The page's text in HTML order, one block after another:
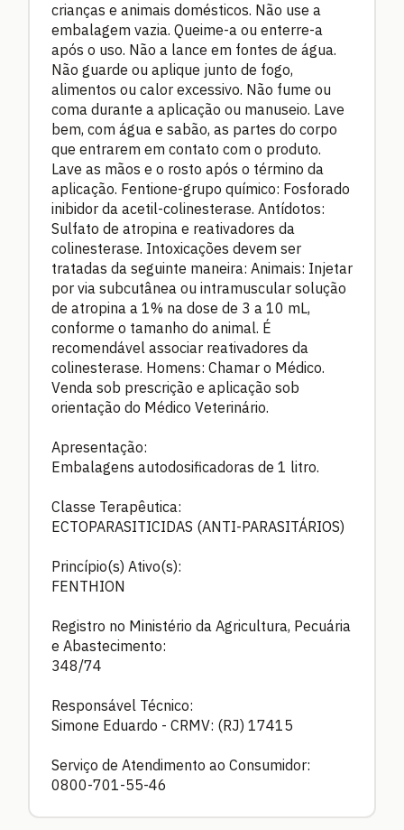
crianças e animais domésticos. Não use a
embalagem vazia. Queime-a ou enterre-a
após o uso. Não a lance em fontes de água.
Não guarde ou aplique junto de fogo,
alimentos ou calor excessivo. Não fume ou
coma durante a aplicação ou manuseio. Lave
bem, com água e sabão, as partes do corpo
que entrarem em contato com o produto.
Lave as mãos e o rosto após o término da
aplicação. Fentione-grupo químico: Fosforado
inibidor da acetil-colinesterase. Antídotos:
Sulfato de atropina e reativadores da
colinesterase. Intoxicações devem ser
tratadas da seguinte maneira: Animais: Injetar
por via subcutânea ou intramuscular solução
de atropina a 1% na dose de 3 a 10 mL,
conforme o tamanho do animal. É
recomendável associar reativadores da
colinesterase. Homens: Chamar o Médico.
Venda sob prescrição e aplicação sob
orientação do Médico Veterinário.
Apresentação:
Embalagens autodosificadoras de 1 litro.
Classe Terapêutica:
ECTOPARASITICIDAS (ANTI-PARASITÁRIOS)
Princípio(s) Ativo(s):
FENTHION
Registro no Ministério da Agricultura, Pecuária
e Abastecimento:
348/74
Responsável Técnico:
Simone Eduardo - CRMV: (RJ) 17415
Serviço de Atendimento ao Consumidor:
0800-701-55-46